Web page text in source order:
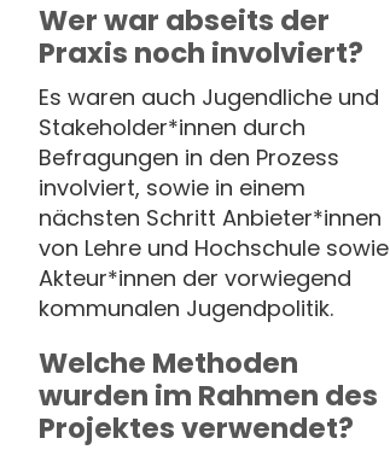
Wer war abseits der
Praxis noch involviert?
Es waren auch Jugendliche und
Stakeholder*innen durch
Befragungen in den Prozess
involviert, sowie in einem
nächsten Schritt Anbieter*innen
von Lehre und Hochschule sowie
Akteur*innen der vorwiegend
kommunalen Jugendpolitik.
Welche Methoden
wurden im Rahmen des
Projektes verwendet?